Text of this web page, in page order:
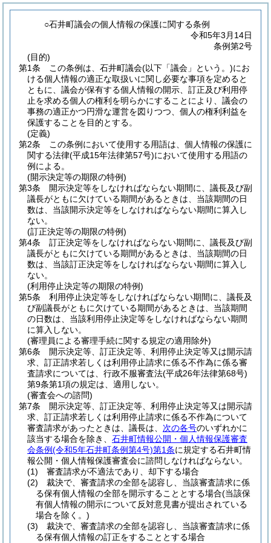
○石井町議会の個人情報の保護に関する条例
令和5年3月14日
条例第2号
(目的)
第1条
この条例は、石井町議会(以下「議会」という。)にお
ける個人情報の適正な取扱いに関し必要な事項を定めると
ともに、議会が保有する個人情報の開示、訂正及び利用停
止を求める個人の権利を明らかにすることにより、議会の
事務の適正かつ円滑な運営を図りつつ、個人の権利利益を
保護することを目的とする。
(定義)
第2条
この条例において使用する用語は、個人情報の保護に
関する法律(平成15年法律第57号)において使用する用語の
例による。
(開示決定等の期限の特例)
第3条
開示決定等をしなければならない期間に、議長及び副
議長がともに欠けている期間があるときは、当該期間の日
数は、当該開示決定等をしなければならない期間に算入し
ない。
(訂正決定等の期限の特例)
第4条
訂正決定等をしなければならない期間に、議長及び副
議長がともに欠けている期間があるときは、当該期間の日
数は、当該訂正決定等をしなければならない期間に算入し
ない。
(利用停止決定等の期限の特例)
第5条
利用停止決定等をしなければならない期間に、議長及
び副議長がともに欠けている期間があるときは、当該期間
の日数は、当該利用停止決定等をしなければならない期間
に算入しない。
(審理員による審理手続に関する規定の適用除外)
第6条
開示決定等、訂正決定等、利用停止決定等又は開示請
求、訂正請求若しくは利用停止請求に係る不作為に係る審
査請求については、行政不服審査法(平成26年法律第68号)
第9条第1項の規定は、適用しない。
(審査会への諮問)
第7条
開示決定等、訂正決定等、利用停止決定等又は開示請
求、訂正請求若しくは利用停止請求に係る不作為について
審査請求があったときは、議長は、 次の各号のいずれかに
該当する場合を除き、 石井町情報公開・個人情報保護審査
会条例(令和5年石井町条例第4号)第1条に規定する石井町情
報公開・個人情報保護審査会に諮問しなければならない。
(1)
審査請求が不適法であり、却下する場合
(2)
裁決で、審査請求の全部を認容し、当該審査請求に係
る保有個人情報の全部を開示することとする場合(当該保
有個人情報の開示について反対意見書が提出されている
場合を除く。)
(3)
裁決で、審査請求の全部を認容し、当該審査請求に係
る保有個人情報の訂正をすることとする場合